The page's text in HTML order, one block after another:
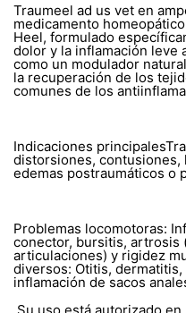
Traumeel ad us vet en
medicamento
Heel, formulado
dolor y la inflamación leve
como un modulador
la recuperación de los
comunes de los
Indicaciones
distorsiones, contusiones,
edemas postraumáticos o
Problemas locomotoras:
conector, bursitis, artrosis
articulaciones) y rigidez
diversos: Otitis,
inflamación de sacos